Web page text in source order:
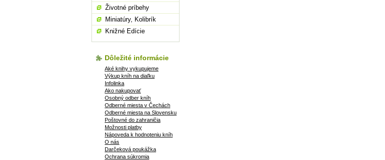
Životné príbehy
Miniatúry, Kolibrík
Knižné Edície
Dôležité informácie
Aké knihy vykupujeme
Výkup kníh na diaľku
Infolinka
Ako nakupovať
Osobný odber kníh
Odberné miesta v Čechách
Odberné miesta na Slovensku
Poštovné do zahraničia
Možnosti platby
Nápoveda k hodnoteniu kníh
O nás
Darčeková poukážka
Ochrana súkromia